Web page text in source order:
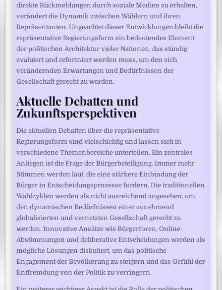
direkte Rückmeldungen durch soziale Medien zu erhalten,
verändert die Dynamik zwischen Wählern und ihren
Repräsentanten. Ungeachtet dieser Entwicklungen bleibt die
repräsentative Regierungsform ein bedeutendes Element
der politischen Architektur vieler Nationen, das ständig
evaluiert und reformiert werden muss, um den sich
verändernden Erwartungen und Bedürfnissen der
Gesellschaft gerecht zu werden.
Aktuelle Debatten und
Zukunftsperspektiven
Die aktuellen Debatten über die repräsentative
Regierungsform sind vielschichtig und lassen sich in
verschiedene Themenbereiche unterteilen. Ein zentrales
Anliegen ist die Frage der Bürgerbeteiligung. Immer mehr
Stimmen werden laut, die eine stärkere Einbindung der
Bürger in Entscheidungsprozesse fordern. Die traditionellen
Wahlzyklen werden als nicht ausreichend angesehen, um
den dynamischen Bedürfnissen einer zunehmend
globalisierten und vernetzten Gesellschaft gerecht zu
werden. Innovative Ansätze wie Bürgerforen, Online-
Abstimmungen und deliberative Entscheidungen werden als
mögliche Lösungen diskutiert, um das politische
Engagement der Bevölkerung zu steigern und das Gefühl der
Entfremdung von der Politik zu verringern.